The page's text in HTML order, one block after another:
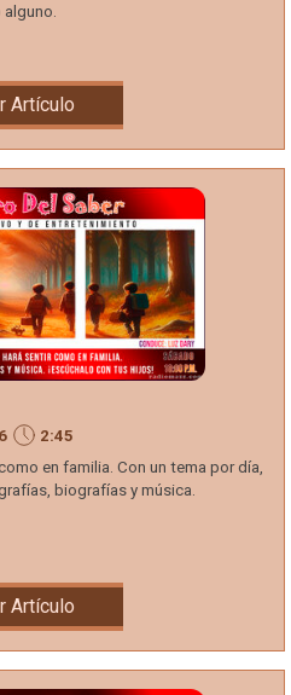
alguno.
Artículo
2:45
en familia. Con un tema por día,
biografías y música.
Artículo